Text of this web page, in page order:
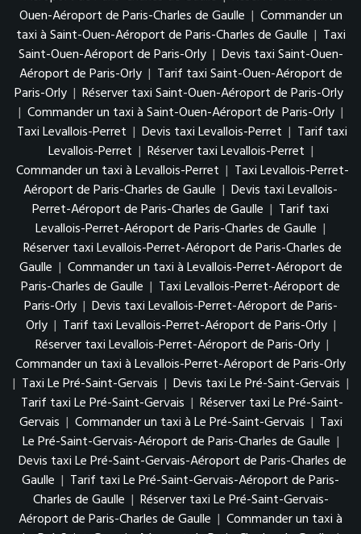
Ouen-Aéroport de Paris-Charles de Gaulle | Commander un
taxi à Saint-Ouen-Aéroport de Paris-Charles de Gaulle | Taxi
Saint-Ouen-Aéroport de Paris-Orly | Devis taxi Saint-Ouen-
Aéroport de Paris-Orly | Tarif taxi Saint-Ouen-Aéroport de
Paris-Orly | Réserver taxi Saint-Ouen-Aéroport de Paris-Orly
| Commander un taxi à Saint-Ouen-Aéroport de Paris-Orly |
Taxi Levallois-Perret | Devis taxi Levallois-Perret | Tarif taxi
Levallois-Perret | Réserver taxi Levallois-Perret |
Commander un taxi à Levallois-Perret | Taxi Levallois-Perret-
Aéroport de Paris-Charles de Gaulle | Devis taxi Levallois-
Perret-Aéroport de Paris-Charles de Gaulle | Tarif taxi
Levallois-Perret-Aéroport de Paris-Charles de Gaulle |
Réserver taxi Levallois-Perret-Aéroport de Paris-Charles de
Gaulle | Commander un taxi à Levallois-Perret-Aéroport de
Paris-Charles de Gaulle | Taxi Levallois-Perret-Aéroport de
Paris-Orly | Devis taxi Levallois-Perret-Aéroport de Paris-
Orly | Tarif taxi Levallois-Perret-Aéroport de Paris-Orly |
Réserver taxi Levallois-Perret-Aéroport de Paris-Orly |
Commander un taxi à Levallois-Perret-Aéroport de Paris-Orly
| Taxi Le Pré-Saint-Gervais | Devis taxi Le Pré-Saint-Gervais |
Tarif taxi Le Pré-Saint-Gervais | Réserver taxi Le Pré-Saint-
Gervais | Commander un taxi à Le Pré-Saint-Gervais | Taxi
Le Pré-Saint-Gervais-Aéroport de Paris-Charles de Gaulle |
Devis taxi Le Pré-Saint-Gervais-Aéroport de Paris-Charles de
Gaulle | Tarif taxi Le Pré-Saint-Gervais-Aéroport de Paris-
Charles de Gaulle | Réserver taxi Le Pré-Saint-Gervais-
Aéroport de Paris-Charles de Gaulle | Commander un taxi à